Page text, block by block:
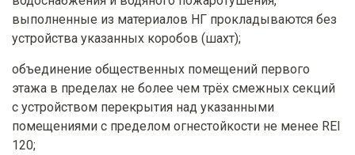
выполненные из материалов НГ прокладываются без
устройства указанных коробов (шахт);
объединение общественных помещений первого
этажа в пределах не более чем трёх смежных секций
с устройством перекрытия над указанными
помещениями с пределом огнестойкости не менее REI
120;